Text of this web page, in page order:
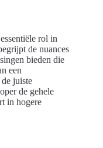
rol in
de nuances
bieden die
een
juiste
de gehele
in hogere